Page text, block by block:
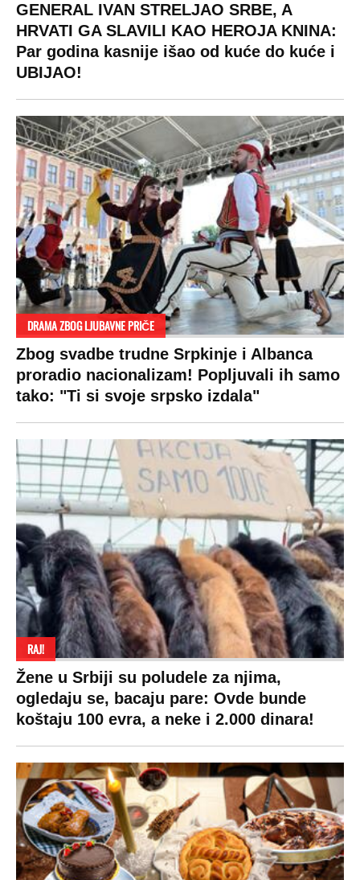
RAJ!
Žene u Srbiji su poludele za njima,
ogledaju se, bacaju pare: Ovde bunde
koštaju 100 evra, a neke i 2.000 dinara!
SPREMITE SE
Za posnu slavsku trpezu ove godine treba
izdvojiti ozbiljnu sumu novca: Nečija cela
plata ode na svega 20 gostiju
VESTI
Politika
Društvo
Hronika
Ekonomija
Beograd
Zasadi drvo
Kosovo
Sudbine
SHOWBIZ
Rijaliti
Zvezde
Holivud
Kviz
SPORT
Fudbal
Košarka
Tenis
Ostali sportovi
Navijači
Showtime
VIRALNO
Bizar
Svaštara
Tiktok
LIFESTYLE
Život
Zdravlje
Hi-Tech
Kultura
SVET
Planeta
Globalno zagrevanje
Hrvatska
BiH
Crna Gora
Makedonija
Auto
MONDO INC.
Impressum
Kontakt
Politika o kolačićima
Uslovi korišćenja
Politika privatnosti
Privacy policy
Terms of service
Prijatelji sajta